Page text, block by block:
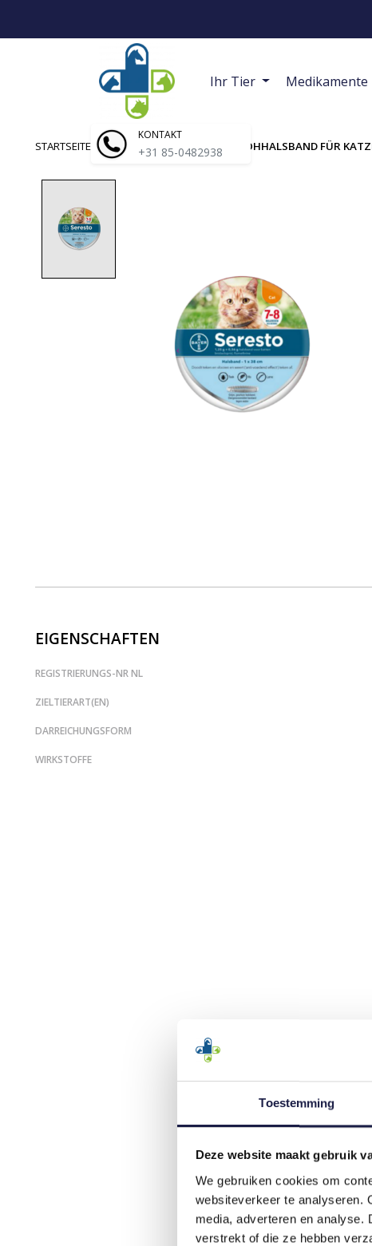
Toestemming
Deze website maakt gebruik
We gebruiken cookies om
websiteverkeer te analyseren.
media, adverteren en analyse.
verstrekt of die ze hebben
Ihr Tier Medikamente
KONTAKT
+31 85-0482938
STARTSEITE / SERESTO | ZECKEN- UND FLOHHALSBAND FÜR
EIGENSCHAFTEN
REGISTRIERUNGS-NR NL
ZIELTIERART(EN)
DARREICHUNGSFORM
WIRKSTOFFE